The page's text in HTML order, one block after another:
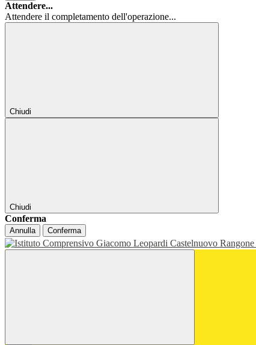
Attendere...
Attendere il completamento dell'operazione...
Chiudi
Chiudi
Conferma
Annulla Conferma